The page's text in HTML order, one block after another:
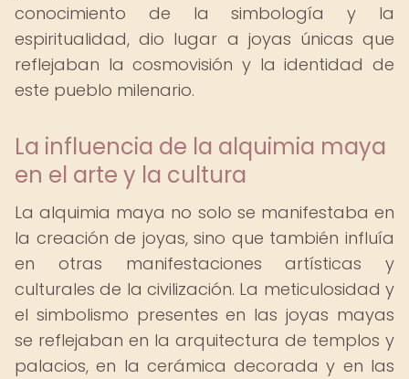
conocimiento de la simbología y la
espiritualidad, dio lugar a joyas únicas que
reflejaban la cosmovisión y la identidad de
este pueblo milenario.
La influencia de la alquimia maya
en el arte y la cultura
La alquimia maya no solo se manifestaba en
la creación de joyas, sino que también influía
en otras manifestaciones artísticas y
culturales de la civilización. La meticulosidad y
el simbolismo presentes en las joyas mayas
se reflejaban en la arquitectura de templos y
palacios, en la cerámica decorada y en las